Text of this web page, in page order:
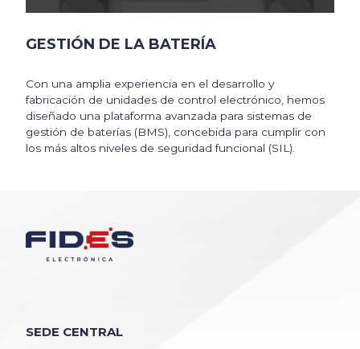
GESTIÓN DE LA BATERÍA
Con una amplia experiencia en el desarrollo y
fabricación de unidades de control electrónico, hemos
diseñado una plataforma avanzada para sistemas de
gestión de baterías (BMS), concebida para cumplir con
los más altos niveles de seguridad funcional (SIL).
SEDE CENTRAL